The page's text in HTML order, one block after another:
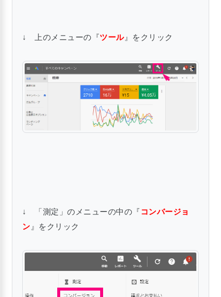
↓ 上のメニューの『ツール』をクリック
↓ 「測定」のメニューの中の『 コンバージョ
ン 』をクリック